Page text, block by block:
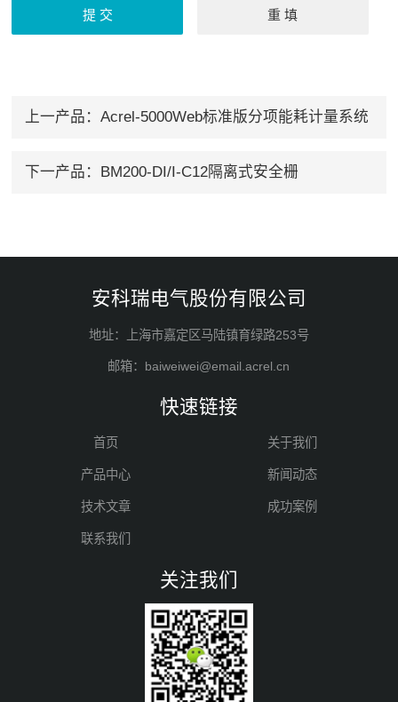
上一产品： Acrel-5000Web标准版分项能耗计量系统
下一产品： BM200-DI/I-C12隔离式安全栅
安科瑞电气股份有限公司
地址：上海市嘉定区马陆镇育绿路253号
邮箱：baiweiwei@email.acrel.cn
快速链接
首页 关于我们
产品中心 新闻动态
技术文章 成功案例
联系我们
关注我们